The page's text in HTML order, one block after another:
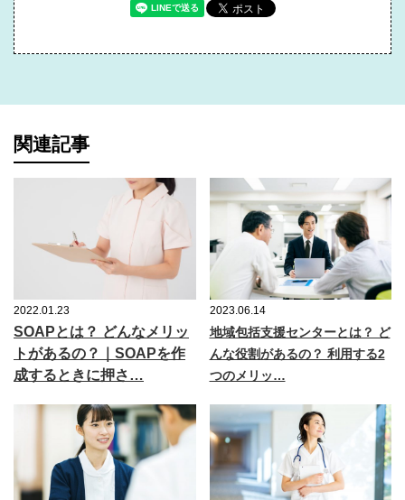
関連記事
2022.01.23
SOAPとは？ どんなメリッ
トがあるの？｜SOAPを作
成するときに押さ…
2023.06.14
地域包括支援センターとは？ ど
んな役割があるの？ 利用する2
つのメリッ…